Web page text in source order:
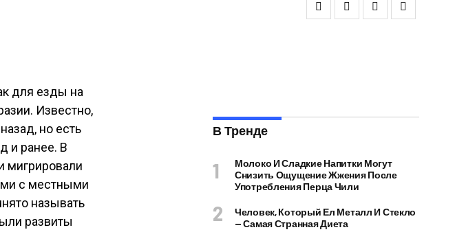
для езды на
Известно,
но есть
и ранее. В
мигрировали
с местными
называть
развиты
В Тренде
Молоко И Сладкие Напитки Могут
Снизить Ощущение Жжения После
Употребления Перца Чили
Человек, Который Ел Металл И Стекло
— Самая Странная Диета